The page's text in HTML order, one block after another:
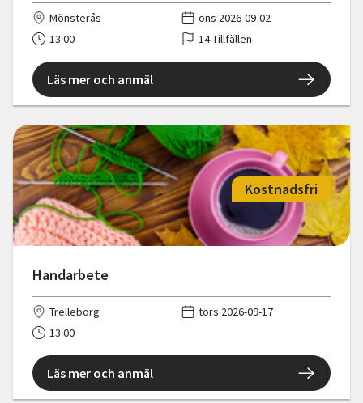
Mönsterås
ons 2026-09-02
13:00
14 Tillfällen
Läs mer och anmäl
Handarbete
Kostnadsfri
Trelleborg
tors 2026-09-17
13:00
Läs mer och anmäl